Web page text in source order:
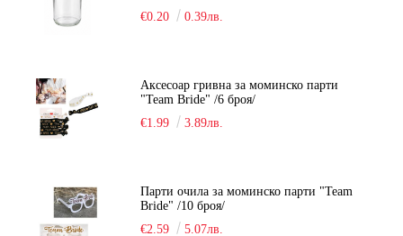
€0.20 0.39лв.
Аксесоар гривна за моминско парти
"Team Bride" /6 броя/
€1.99
3.89лв.
Парти очила за моминско парти "Team
Bride" /10 броя/
€2.59
5.07лв.